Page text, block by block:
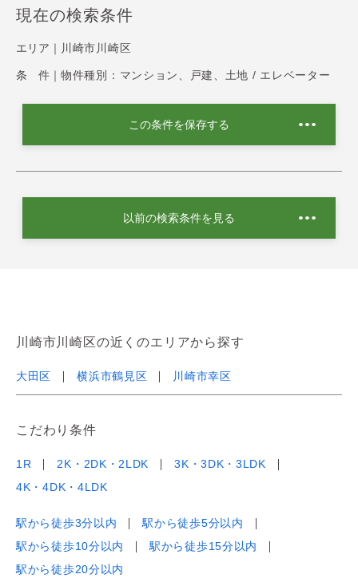
現在の検索条件
エリア｜ 川崎市川崎区
条 件｜ 物件種別：マンション、戸建、土地 / エレベーター
この条件を保存する
以前の検索条件を見る
川崎市川崎区の近くのエリアから探す
大田区 横浜市鶴見区 川崎市幸区
こだわり条件
1R 2K・2DK・2LDK
3K・3DK・3LDK
4K・4DK・4LDK
駅から徒歩3分以内
駅から徒歩5分以内
駅から徒歩10分以内
駅から徒歩15分以内
駅から徒歩20分以内